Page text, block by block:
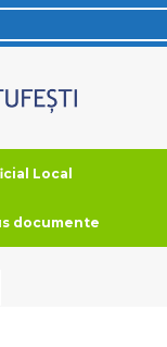
Local
documente